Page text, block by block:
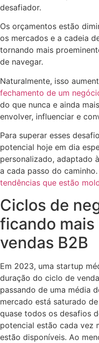
desafiador.
Os orçamentos estão
os mercados e a cadeia
tornando mais
de navegar.
Naturalmente, isso
fechamento de um
do que nunca e ainda
envolver, influenciar e
Para superar esses
potencial hoje em dia
personalizado, adaptado
a cada passo do
tendências que estão
Ciclos de
ficando mais
vendas B2B
Em 2023, uma startup
duração do ciclo de
passando de uma média
mercado está saturado
quase todos os desafios
potencial estão cada vez
estão disponíveis. Ao